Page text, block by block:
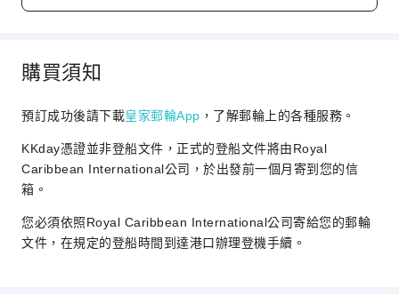
購買須知
預訂成功後請下載皇家郵輪App ，了解郵輪上的各種服務。
KKday憑證並非登船文件，正式的登船文件將由Royal
Caribbean International公司，於出發前一個月寄到您的信
箱。
您必須依照Royal Caribbean International公司寄給您的郵輪
文件，在規定的登船時間到達港口辦理登機手續。